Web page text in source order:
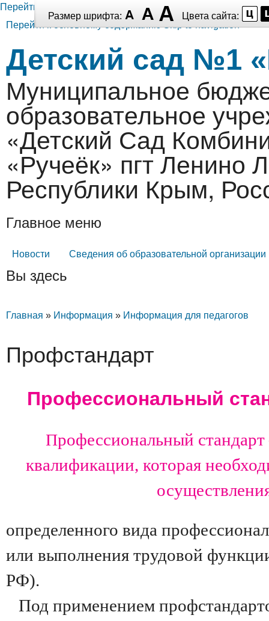
Перейти к основному содержанию
Размер шрифта:
Цвета сайта:
Перейти к основному содержанию Skip to navigation
Детский сад №1
Муниципальное
образовательное
«Детский Сад
«Ручеёк» пгт Ленино
Республики Крым,
Главное меню
Новости Сведения об образовательной организации
Вы здесь
Главная » Информация » Информация для педагогов
Профстандарт
Профессиональный
Профессиональный стандарт
квалификации, которая
определенного вида
или выполнения трудовой
РФ).
Под применением